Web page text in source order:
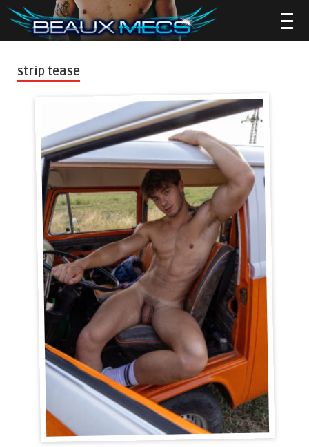
strip tease
▼